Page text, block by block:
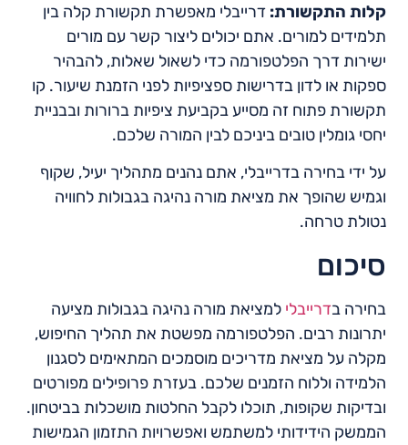
קלות התקשורת: דרייבלי מאפשרת תקשורת קלה בין
תלמידים למורים. אתם יכולים ליצור קשר עם מורים
ישירות דרך הפלטפורמה כדי לשאול שאלות, להבהיר
ספקות או לדון בדרישות ספציפיות לפני הזמנת שיעור. קו
תקשורת פתוח זה מסייע בקביעת ציפיות ברורות ובבניית
יחסי גומלין טובים ביניכם לבין המורה שלכם.
על ידי בחירה בדרייבלי, אתם נהנים מתהליך יעיל, שקוף
וגמיש שהופך את מציאת מורה נהיגה בגבולות לחוויה
נטולת טרחה.
סיכום
בחירה בדרייבלי למציאת מורה נהיגה בגבולות מציעה
יתרונות רבים. הפלטפורמה מפשטת את תהליך החיפוש,
מקלה על מציאת מדריכים מוסמכים המתאימים לסגנון
הלמידה וללוח הזמנים שלכם. בעזרת פרופילים מפורטים
ובדיקות שקופות, תוכלו לקבל החלטות מושכלות בביטחון.
הממשק הידידותי למשתמש ואפשרויות התזמון הגמישות